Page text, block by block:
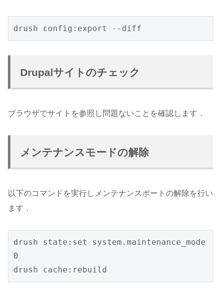
drush config:export --diff
Drupalサイトのチェック
ブラウザでサイトを参照し問題ないことを確認します．
メンテナンスモードの解除
以下のコマンドを実行しメンテナンスポートの解除を行い
ます．
drush state:set system.maintenance_mode
0
drush cache:rebuild